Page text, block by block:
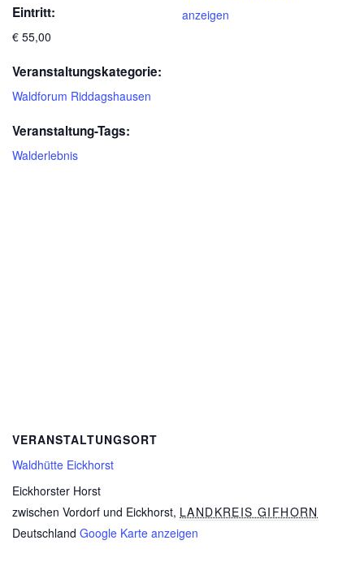
Eintritt:
€ 55,00
Veranstaltungskategorie:
Waldforum Riddagshausen
Veranstaltung-Tags:
Walderlebnis
anzeigen
VERANSTALTUNGSORT
Waldhütte Eickhorst
Eickhorster Horst
zwischen Vordorf und Eickhorst, LANDKREIS GIFHORN
Deutschland Google Karte anzeigen